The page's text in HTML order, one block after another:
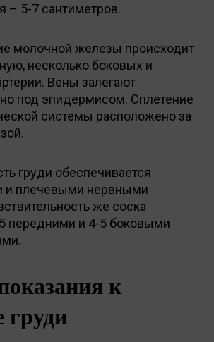
– 5-7 сантиметров.
молочной железы происходит
несколько боковых и
Вены залегают
под эпидермисом. Сплетение
системы расположено за
груди обеспечивается
плечевыми нервными
же соска
передними и 4-5 боковыми
к
груди